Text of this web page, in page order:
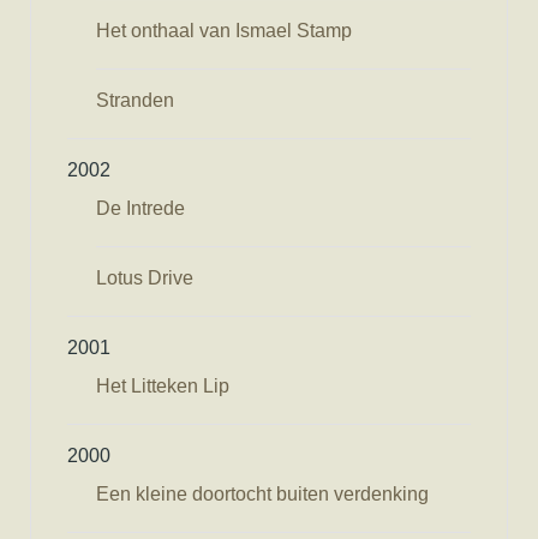
Het onthaal van Ismael Stamp
Stranden
2002
De Intrede
Lotus Drive
2001
Het Litteken Lip
2000
Een kleine doortocht buiten verdenking